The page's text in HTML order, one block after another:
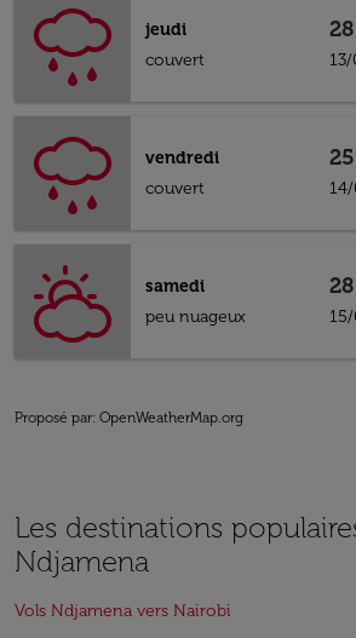
jeudi
couvert
vendredi
couvert
samedi
peu nuageux
Proposé par: OpenWeatherMap.org
Les destinations
Ndjamena
Vols Ndjamena vers Nairobi